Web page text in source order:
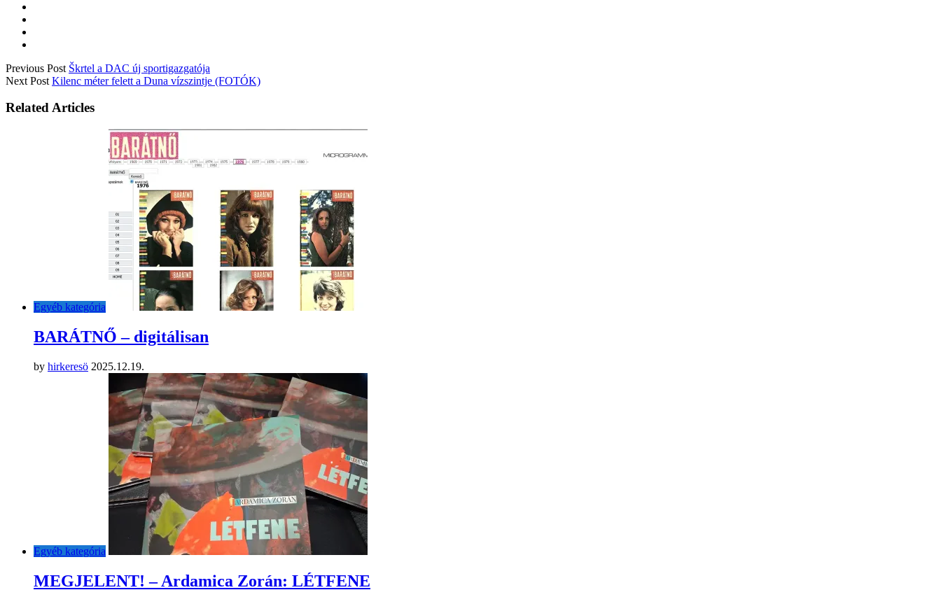
Previous Post Škrtel a DAC új sportigazgatója
Next Post Kilenc méter felett a Duna vízszintje (FOTÓK)
Related Articles
Egyéb kategória
BARÁTNŐ – digitálisan
by hirkeresö 2025.12.19.
Egyéb kategória
MEGJELENT! – Ardamica Zorán: LÉTFENE